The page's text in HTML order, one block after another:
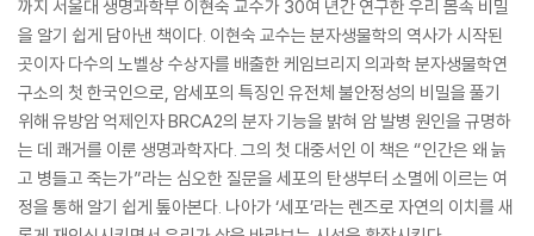
까지 서울대 생명과학부 이현숙 교수가 30여 년간 연구한 우리 몸속 비밀
을 알기 쉽게 담아낸 책이다. 이현숙 교수는 분자생물학의 역사가 시작된
곳이자 다수의 노벨상 수상자를 배출한 케임브리지 의과학 분자생물학연
구소의 첫 한국인으로, 암세포의 특징인 유전체 불안정성의 비밀을 풀기
위해 유방암 억제인자 BRCA2의 분자 기능을 밝혀 암 발병 원인을 규명하
는 데 쾌거를 이룬 생명과학자다. 그의 첫 대중서인 이 책은 “인간은 왜 늙
고 병들고 죽는가”라는 심오한 질문을 세포의 탄생부터 소멸에 이르는 여
정을 통해 알기 쉽게 톺아본다. 나아가 ‘세포’라는 렌즈로 자연의 이치를 새